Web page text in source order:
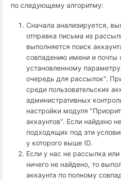
по следующему алгоритму:
Сначала анализируется,
отправка письма из
выполняется поиск
совпадению имени и почты
установленному
очередь для рассылок".
среди пользовательских
административных
настройки модуля
аккаунтов". Если найдено
подходящих под эти
у которого выше ID.
Если у нас не рассылка
ничего не найдено, то
аккаунта по полному